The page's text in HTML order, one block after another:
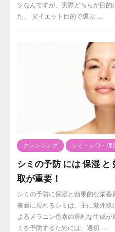
ツなんですが、実際どちらが目
た。 ダイエット目的で選ぶ ...
クレンジング シミ・シワ・保
シミの予防 には 保湿 と
取が重要！
シミの予防に保湿と効果的な栄
表面に現れるシミは、主に紫外線
よるメラニン色素の過剰な生成
ミを予防するためには、適切 ...